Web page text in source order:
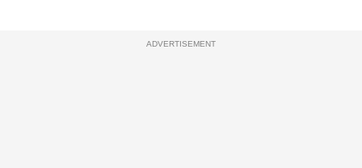
ADVERTISEMENT